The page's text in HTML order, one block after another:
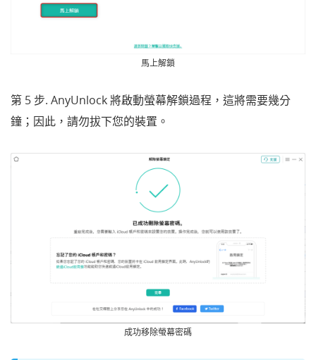
馬上解鎖
第 5 步. AnyUnlock 將啟動螢幕解鎖過程，這將需要幾分
鐘；因此，請勿拔下您的裝置。
成功移除螢幕密碼